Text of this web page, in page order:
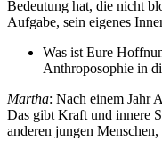
Bedeutung hat, die nicht
Aufgabe, sein eigenes
Was ist Eure
Anthroposophie in
Martha: Nach einem Jahr
Das gibt Kraft und innere
anderen jungen